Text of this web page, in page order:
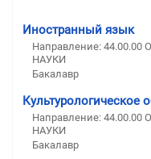
Иностранный язык
Направление:
НАУКИ
Бакалавр
Культурологическое
Направление:
НАУКИ
Бакалавр